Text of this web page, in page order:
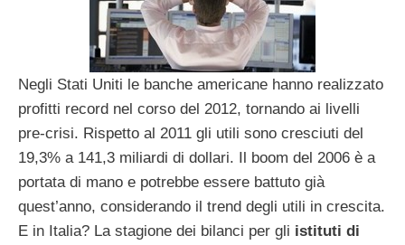
Negli Stati Uniti le banche americane hanno realizzato
profitti record nel corso del 2012, tornando ai livelli
pre-crisi. Rispetto al 2011 gli utili sono cresciuti del
19,3% a 141,3 miliardi di dollari. Il boom del 2006 è a
portata di mano e potrebbe essere battuto già
quest’anno, considerando il trend degli utili in crescita.
E in Italia? La stagione dei bilanci per gli istituti di